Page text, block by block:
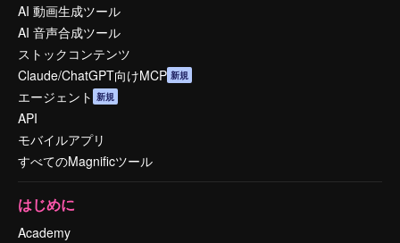
AI 動画生成ツール
AI 音声合成ツール
ストックコンテンツ
Claude/ChatGPT向けMCP 新規
エージェント 新規
API
モバイルアプリ
すべてのMagnificツール
はじめに
Academy